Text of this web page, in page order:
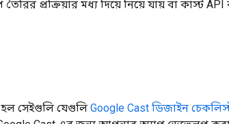
তৈরির প্রক্রিয়ার মধ্য দিয়ে নিয়ে যায় বা কাস্ট
হল সেইগুলি যেগুলি Google Cast ডিজাইন